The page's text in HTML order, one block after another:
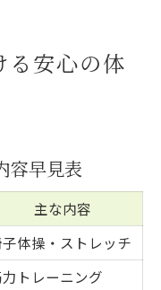
る安心の体
容早見表
主な内容
体操・ストレッチ
トレーニング